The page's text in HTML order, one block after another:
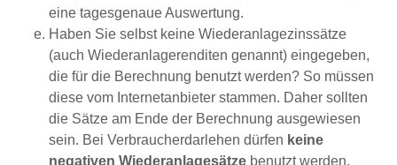
eine tagesgenaue Auswertung.
Haben Sie selbst keine Wiederanlagezinssätze
(auch Wiederanlagerenditen genannt) eingegeben,
die für die Berechnung benutzt werden? So müssen
diese vom Internetanbieter stammen. Daher sollten
die Sätze am Ende der Berechnung ausgewiesen
sein. Bei Verbraucherdarlehen dürfen keine
negativen Wiederanlagesätze benutzt werden,